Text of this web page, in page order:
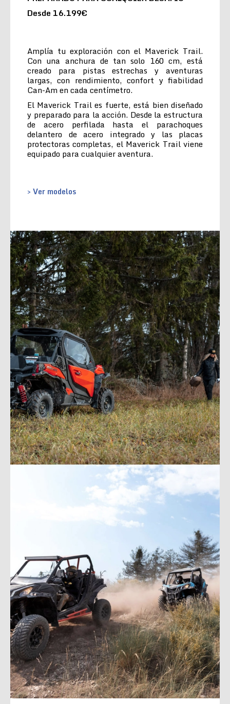
Desde 16.199€
Amplía tu exploración con el Maverick Trail.
Con una anchura de tan solo 160 cm, está
creado para pistas estrechas y aventuras
largas, con rendimiento, confort y fiabilidad
Can-Am en cada centímetro.
El Maverick Trail es fuerte, está bien diseñado
y preparado para la acción. Desde la estructura
de acero perfilada hasta el parachoques
delantero de acero integrado y las placas
protectoras completas, el Maverick Trail viene
equipado para cualquier aventura.
> Ver modelos